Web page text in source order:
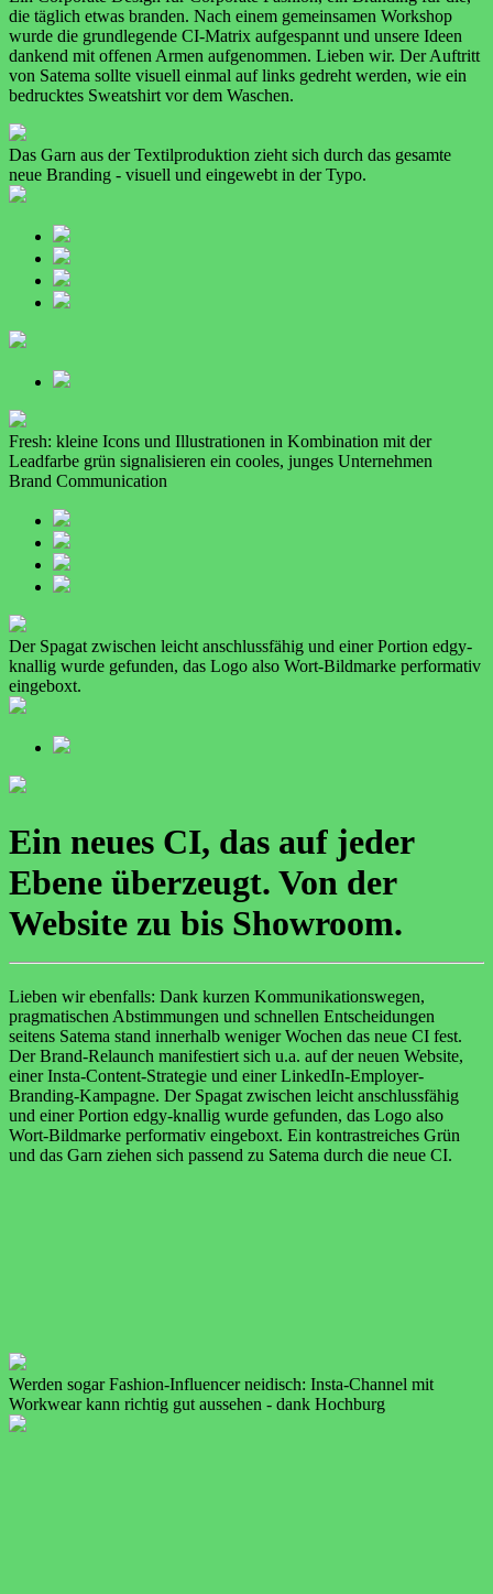
die täglich etwas branden. Nach einem gemeinsamen Workshop
wurde die grundlegende CI-Matrix aufgespannt und unsere Ideen
dankend mit offenen Armen aufgenommen. Lieben wir. Der Auftritt
von Satema sollte visuell einmal auf links gedreht werden, wie ein
bedrucktes Sweatshirt vor dem Waschen.
Das Garn aus der Textilproduktion zieht sich durch das gesamte
neue Branding - visuell und eingewebt in der Typo.
Fresh: kleine Icons und Illustrationen in Kombination mit der
Leadfarbe grün signalisieren ein cooles, junges Unternehmen
Brand Communication
Der Spagat zwischen leicht anschlussfähig und einer Portion edgy-
knallig wurde gefunden, das Logo also Wort-Bildmarke performativ
eingeboxt.
Ein neues CI, das auf jeder
Ebene überzeugt. Von der
Website zu bis Showroom.
Lieben wir ebenfalls: Dank kurzen Kommunikationswegen,
pragmatischen Abstimmungen und schnellen Entscheidungen
seitens Satema stand innerhalb weniger Wochen das neue CI fest.
Der Brand-Relaunch manifestiert sich u.a. auf der neuen Website,
einer Insta-Content-Strategie und einer LinkedIn-Employer-
Branding-Kampagne. Der Spagat zwischen leicht anschlussfähig
und einer Portion edgy-knallig wurde gefunden, das Logo also
Wort-Bildmarke performativ eingeboxt. Ein kontrastreiches Grün
und das Garn ziehen sich passend zu Satema durch die neue CI.
Werden sogar Fashion-Influencer neidisch: Insta-Channel mit
Workwear kann richtig gut aussehen - dank Hochburg